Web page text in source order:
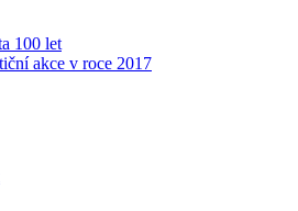
100 let
akce v roce 2017